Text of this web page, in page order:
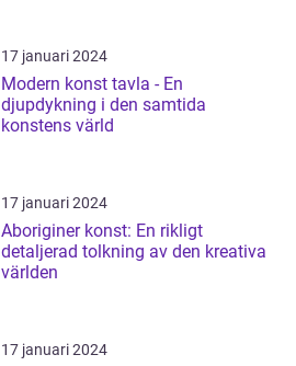
17 januari 2024
Modern konst tavla - En
djupdykning i den samtida
konstens värld
17 januari 2024
Aboriginer konst: En rikligt
detaljerad tolkning av den kreativa
världen
17 januari 2024